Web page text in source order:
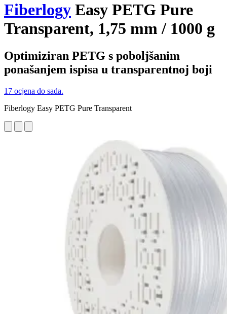
Fiberlogy Easy PETG Pure
Transparent, 1,75 mm / 1000 g
Optimiziran PETG s poboljšanim
ponašanjem ispisa u transparentnoj boji
17 ocjena do sada.
Fiberlogy Easy PETG Pure Transparent